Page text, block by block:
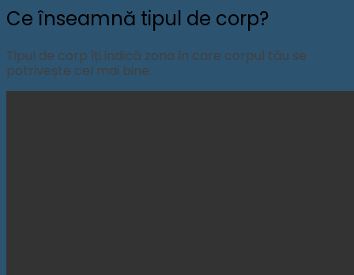
Ce înseamnă tipul de corp?
Tipul de corp îți indică zona în care corpul tău se
potrivește cel mai bine.